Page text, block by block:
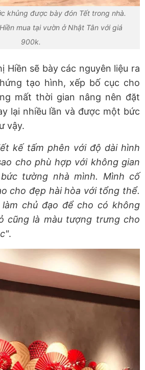
khủng được bày đón Tết trong nhà.
mua tại vườn ở Nhật Tân với giá
900k.
Hiền sẽ bày các nguyên liệu ra
tạo hình, xếp bố cục cho
mất thời gian nâng nên đặt
lại nhiều lần và được một bức
vậy.
kế tấm phên với độ dài hình
cho phù hợp với không gian
tường nhà mình. Mình cố
cho đẹp hài hòa với tổng thể.
chủ đạo để cho có không
cũng là màu tượng trưng cho
.